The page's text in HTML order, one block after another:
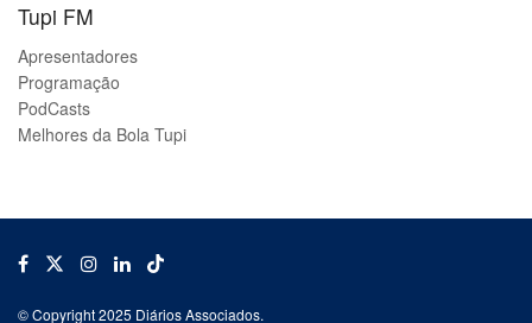
Tupi FM
Apresentadores
Programação
PodCasts
Melhores da Bola Tupi
© Copyright 2025 Diários Associados.